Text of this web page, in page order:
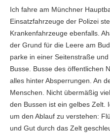
Ich fahre am Münchner
Einsatzfahrzeuge der Polizei
Krankenfahrzeuge ebenfalls.
der Grund für die Leere am
parke in einer Seitenstraße
Busse. Busse des öffentlichen
alles hinter Absperrungen. An
Menschen. Nicht übermäßig
den Bussen ist ein gelbes Zelt.
um den Ablauf zu verstehen:
und Gut durch das Zelt